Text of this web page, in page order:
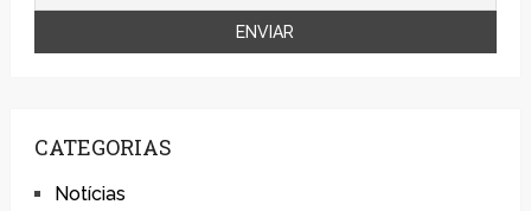
CATEGORIAS
Notícias